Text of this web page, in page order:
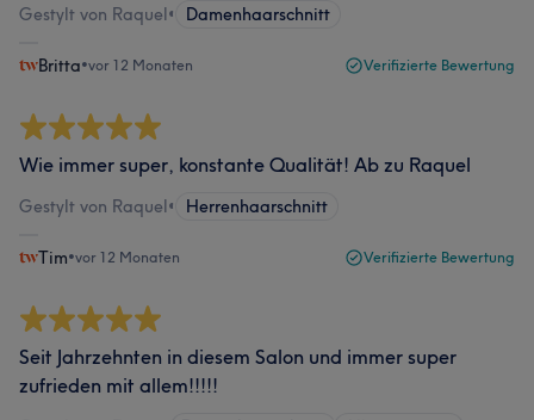
Gestylt von Raquel• Damenhaarschnitt
Britta•vor 12 Monaten Verifizierte Bewertung
Wie immer super, konstante Qualität! Ab zu Raquel
Gestylt von Raquel• Herrenhaarschnitt
Tim•vor 12 Monaten Verifizierte Bewertung
Seit Jahrzehnten in diesem Salon und immer super
zufrieden mit allem!!!!!